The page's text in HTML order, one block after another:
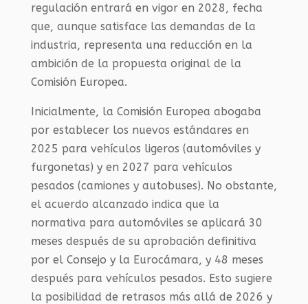
regulación entrará en vigor en 2028, fecha
que, aunque satisface las demandas de la
industria, representa una reducción en la
ambición de la propuesta original de la
Comisión Europea.
Inicialmente, la Comisión Europea abogaba
por establecer los nuevos estándares en
2025 para vehículos ligeros (automóviles y
furgonetas) y en 2027 para vehículos
pesados (camiones y autobuses). No obstante,
el acuerdo alcanzado indica que la
normativa para automóviles se aplicará 30
meses después de su aprobación definitiva
por el Consejo y la Eurocámara, y 48 meses
después para vehículos pesados. Esto sugiere
la posibilidad de retrasos más allá de 2026 y